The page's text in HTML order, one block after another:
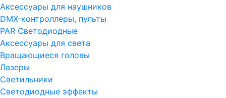
Аксессуары для наушников
DMX-контроллеры, пульты
PAR Светодиодные
Аксессуары для света
Вращающиеся головы
Лазеры
Светильники
Светодиодные эффекты